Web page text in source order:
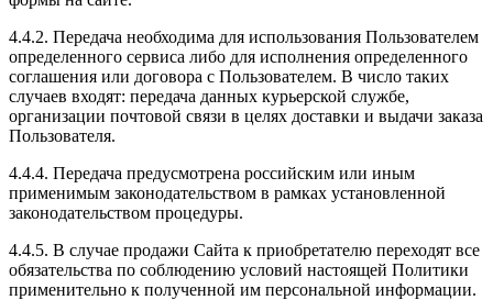
4.4.2. Передача необходима для использования Пользователем
определенного сервиса либо для исполнения определенного
соглашения или договора с Пользователем. В число таких
случаев входят: передача данных курьерской службе,
организации почтовой связи в целях доставки и выдачи заказа
Пользователя.
4.4.4. Передача предусмотрена российским или иным
применимым законодательством в рамках установленной
законодательством процедуры.
4.4.5. В случае продажи Сайта к приобретателю переходят все
обязательства по соблюдению условий настоящей Политики
применительно к полученной им персональной информации.